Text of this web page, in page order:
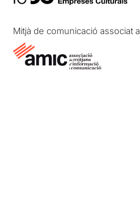
Mitjà de comunicació associat a